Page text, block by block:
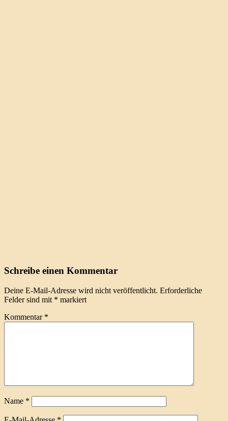
Schreibe einen Kommentar
Deine E-Mail-Adresse wird nicht veröffentlicht. Erforderliche
Felder sind mit * markiert
Kommentar *
Name *